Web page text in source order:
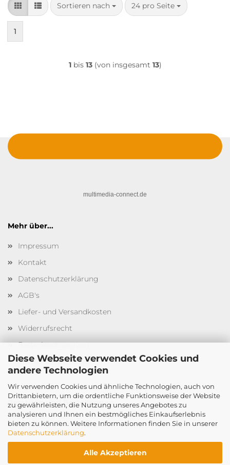
Diese Webseite verwendet Cookies und
andere Technologien
Wir verwenden Cookies und ähnliche Technologien, auch von
Drittanbietern, um die ordentliche Funktionsweise der Website
zu gewährleisten, die Nutzung unseres Angebotes zu
analysieren und Ihnen ein bestmögliches Einkaufserlebnis
bieten zu können. Weitere Informationen finden Sie in unserer
Datenschutzerklärung.
Alle Akzeptieren
Sortieren nach
Sortieren nach 24 pro Seite
pro Seite
1
1bis 13(von insgesamt 13)
multimedia-connect.de
Mehr über...
Impressum
Kontakt
Datenschutzerklärung
AGB's
Liefer- und Versandkosten
Widerrufsrecht
Batterieentsorgung
Cookie Einstellungen
Beratung und Bestellungen
Tel. +49 (0) 221 3551 167